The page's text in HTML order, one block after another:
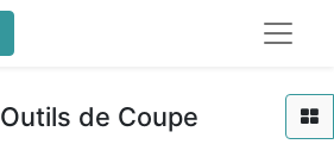
Outils de Coupe